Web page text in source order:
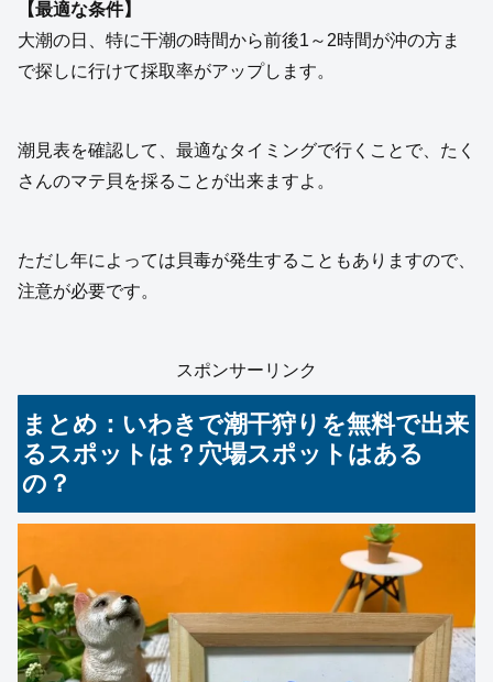
【最適な条件】
大潮の日、特に干潮の時間から前後1～2時間が沖の方ま
で探しに行けて採取率がアップします。
潮見表を確認して、最適なタイミングで行くことで、たく
さんのマテ貝を採ることが出来ますよ。
ただし年によっては貝毒が発生することもありますので、
注意が必要です。
スポンサーリンク
まとめ：いわきで潮干狩りを無料で出来
るスポットは？穴場スポットはある
の？